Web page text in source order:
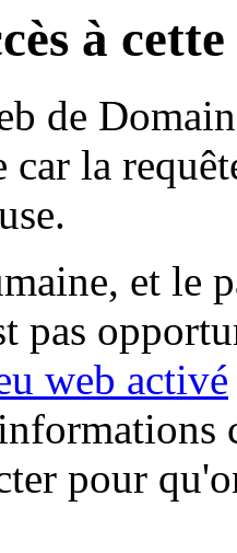
à
de
car la
et le
pas
web activé
pour